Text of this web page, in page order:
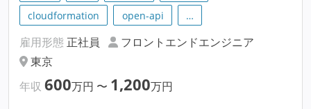
cloudformation
open-api …
雇用形態 正社員
フロントエンドエンジニア
東京
年収 600万円 〜 1,200万円